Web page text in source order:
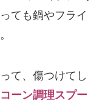
ても鍋やフライ
て、傷つけてし
ーン調理スプー